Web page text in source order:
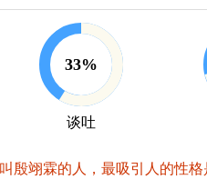
33%
谈吐
叫殷翊霖的人，最吸引人的性